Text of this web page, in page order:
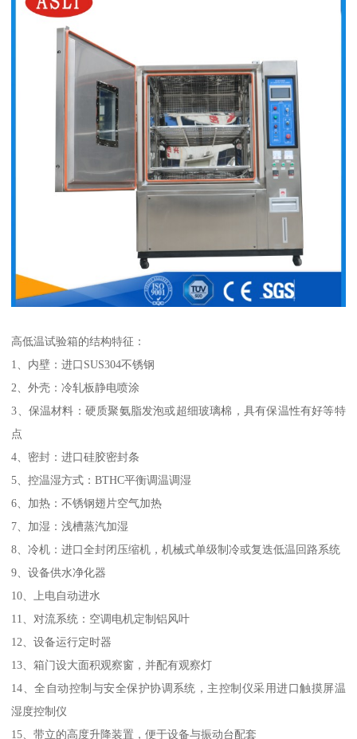
高低温试验箱的结构特征：
1、内壁：进口SUS304不锈钢
2、外壳：冷轧板静电喷涂
3、保温材料：硬质聚氨脂发泡或超细玻璃棉，具有保温性有好等特
点
4、密封：进口硅胶密封条
5、控温湿方式：BTHC平衡调温调湿
6、加热：不锈钢翅片空气加热
7、加湿：浅槽蒸汽加湿
8、冷机：进口全封闭压缩机，机械式单级制冷或复迭低温回路系统
9、设备供水净化器
10、上电自动进水
11、对流系统：空调电机定制铝风叶
12、设备运行定时器
13、箱门设大面积观察窗，并配有观察灯
14、全自动控制与安全保护协调系统，主控制仪采用进口触摸屏温
湿度控制仪
15、带立的高度升降装置，便于设备与振动台配套